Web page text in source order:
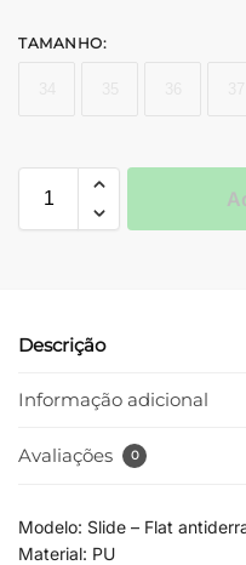
TAMANHO:
Descrição
Informação adicional
Avaliações 0
Modelo: Slide – Flat
Material: PU